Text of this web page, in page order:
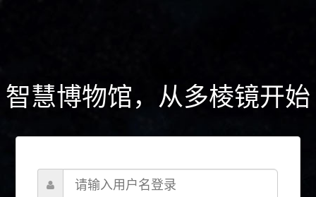
智慧博物馆，从多棱镜开始